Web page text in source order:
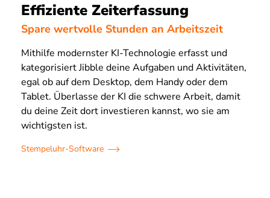
Effiziente Zeiterfassung
Spare wertvolle Stunden an Arbeitszeit
Mithilfe modernster KI-Technologie erfasst und
kategorisiert Jibble deine Aufgaben und Aktivitäten,
egal ob auf dem Desktop, dem Handy oder dem
Tablet. Überlasse der KI die schwere Arbeit, damit
du deine Zeit dort investieren kannst, wo sie am
wichtigsten ist.
Stempeluhr-Software